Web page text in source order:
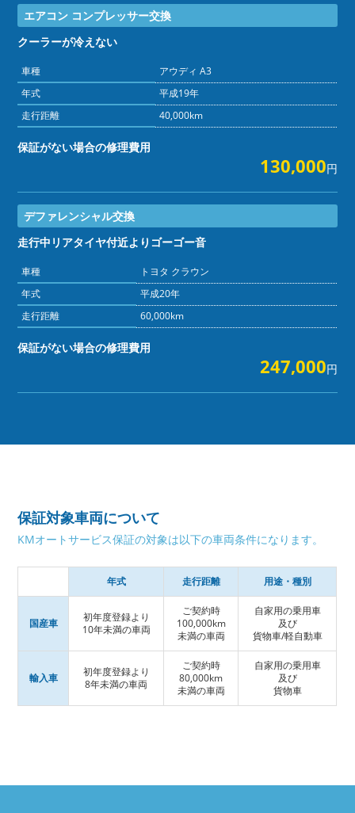
エアコン コンプレッサー交換
クーラーが冷えない
車種
アウディ A3
年式
平成19年
走行距離
40,000km
保証がない場合の修理費用
130,000円
デファレンシャル交換
走行中リアタイヤ付近よりゴーゴー音
車種
トヨタ クラウン
年式
平成20年
走行距離
60,000km
保証がない場合の修理費用
247,000円
保証対象車両について
KMオートサービス保証の対象は以下の車両条件になります。
年式 走行距離 用途・種別
国産車
初年度登録より
10年未満の車両
ご契約時
100,000km
未満の車両
自家用の乗用車
及び
貨物車/軽自動車
輸入車
初年度登録より
8年未満の車両
ご契約時
80,000km
未満の車両
自家用の乗用車
及び
貨物車